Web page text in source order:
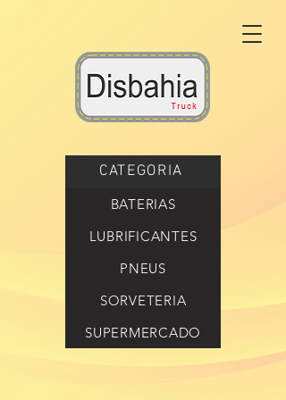
CATEGORIA
BATERIAS
LUBRIFICANTES
PNEUS
SORVETERIA
SUPERMERCADO